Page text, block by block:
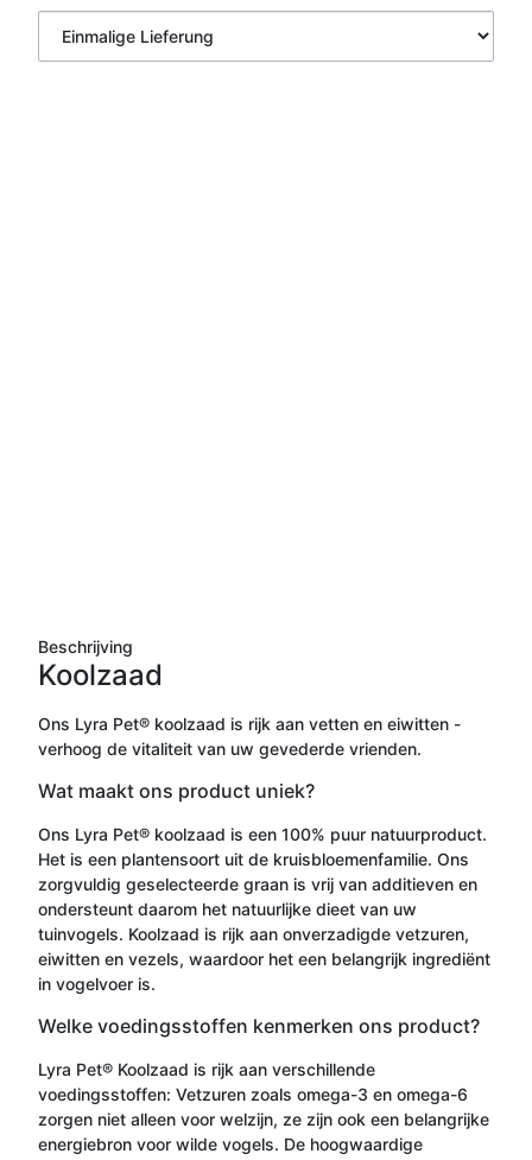
Beschrijving
Koolzaad
Ons Lyra Pet® koolzaad is rijk aan vetten en eiwitten -
verhoog de vitaliteit van uw gevederde vrienden.
Wat maakt ons product uniek?
Ons Lyra Pet® koolzaad is een 100% puur natuurproduct.
Het is een plantensoort uit de kruisbloemenfamilie. Ons
zorgvuldig geselecteerde graan is vrij van additieven en
ondersteunt daarom het natuurlijke dieet van uw
tuinvogels. Koolzaad is rijk aan onverzadigde vetzuren,
eiwitten en vezels, waardoor het een belangrijk ingrediënt
in vogelvoer is.
Welke voedingsstoffen kenmerken ons product?
Lyra Pet® Koolzaad is rijk aan verschillende
voedingsstoffen: Vetzuren zoals omega-3 en omega-6
zorgen niet alleen voor welzijn, ze zijn ook een belangrijke
energiebron voor wilde vogels. De hoogwaardige